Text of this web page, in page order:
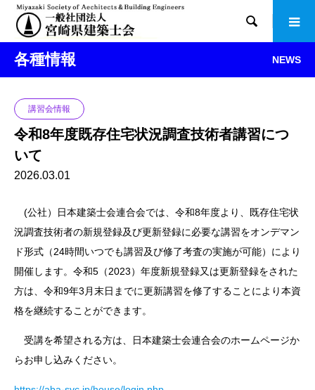

各種情報 NEWS
講習会情報
令和8年度既存住宅状況調査技術者講習につ
いて
2026.03.01
(公社）日本建築士会連合会では、令和8年度より、既存住宅状
況調査技術者の新規登録及び更新登録に必要な講習をオンデマン
ド形式（24時間いつでも講習及び修了考査の実施が可能）により
開催します。令和5（2023）年度新規登録又は更新登録をされた
方は、令和9年3月末日までに更新講習を修了することにより本資
格を継続することができます。
受講を希望される方は、日本建築士会連合会のホームページか
らお申し込みください。